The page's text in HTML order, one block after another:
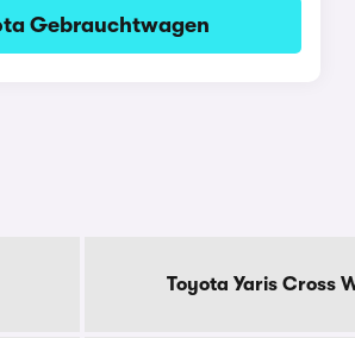
Gebrauchtwagen
Toyota Yaris Cross